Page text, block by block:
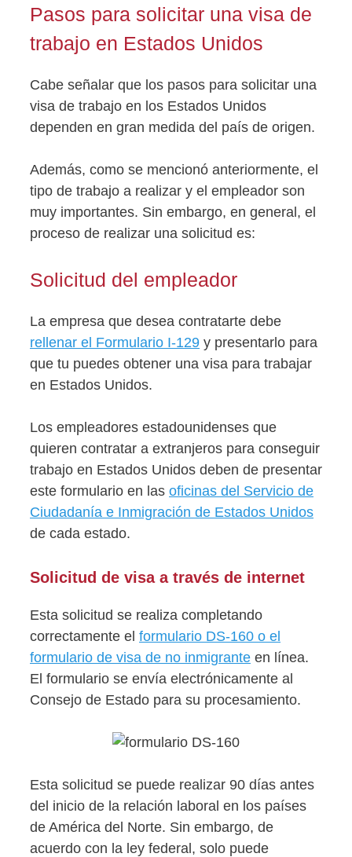
Pasos para solicitar una visa de
trabajo en Estados Unidos
Cabe señalar que los pasos para solicitar una
visa de trabajo en los Estados Unidos
dependen en gran medida del país de origen.
Además, como se mencionó anteriormente, el
tipo de trabajo a realizar y el empleador son
muy importantes. Sin embargo, en general, el
proceso de realizar una solicitud es:
Solicitud del empleador
La empresa que desea contratarte debe
rellenar el Formulario I-129 y presentarlo para
que tu puedes obtener una visa para trabajar
en Estados Unidos.
Los empleadores estadounidenses que
quieren contratar a extranjeros para conseguir
trabajo en Estados Unidos deben de presentar
este formulario en las oficinas del Servicio de
Ciudadanía e Inmigración de Estados Unidos
de cada estado.
Solicitud de visa a través de internet
Esta solicitud se realiza completando
correctamente el formulario DS-160 o el
formulario de visa de no inmigrante en línea.
El formulario se envía electrónicamente al
Consejo de Estado para su procesamiento.
Esta solicitud se puede realizar 90 días antes
del inicio de la relación laboral en los países
de América del Norte. Sin embargo, de
acuerdo con la ley federal, solo puede